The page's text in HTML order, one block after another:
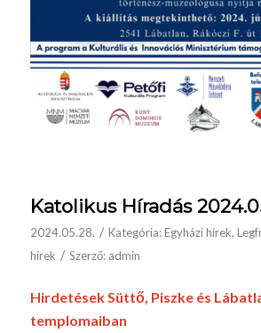
Katolikus Híradás
2024.05.28. / Kategória:Egyházi hírek,
hírek / Szerző: admin
Hirdetések Süttő, Piszke és
templomaiban